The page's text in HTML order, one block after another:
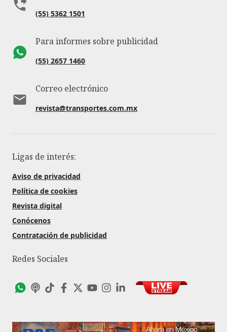
(55) 5362 1501
Para informes sobre publicidad
(55) 2657 1460
Correo electrónico
revista@transportes.com.mx
Ligas de interés:
Aviso de privacidad
Política de cookies
Revista digital
Conócenos
Contratación de publicidad
Redes Sociales